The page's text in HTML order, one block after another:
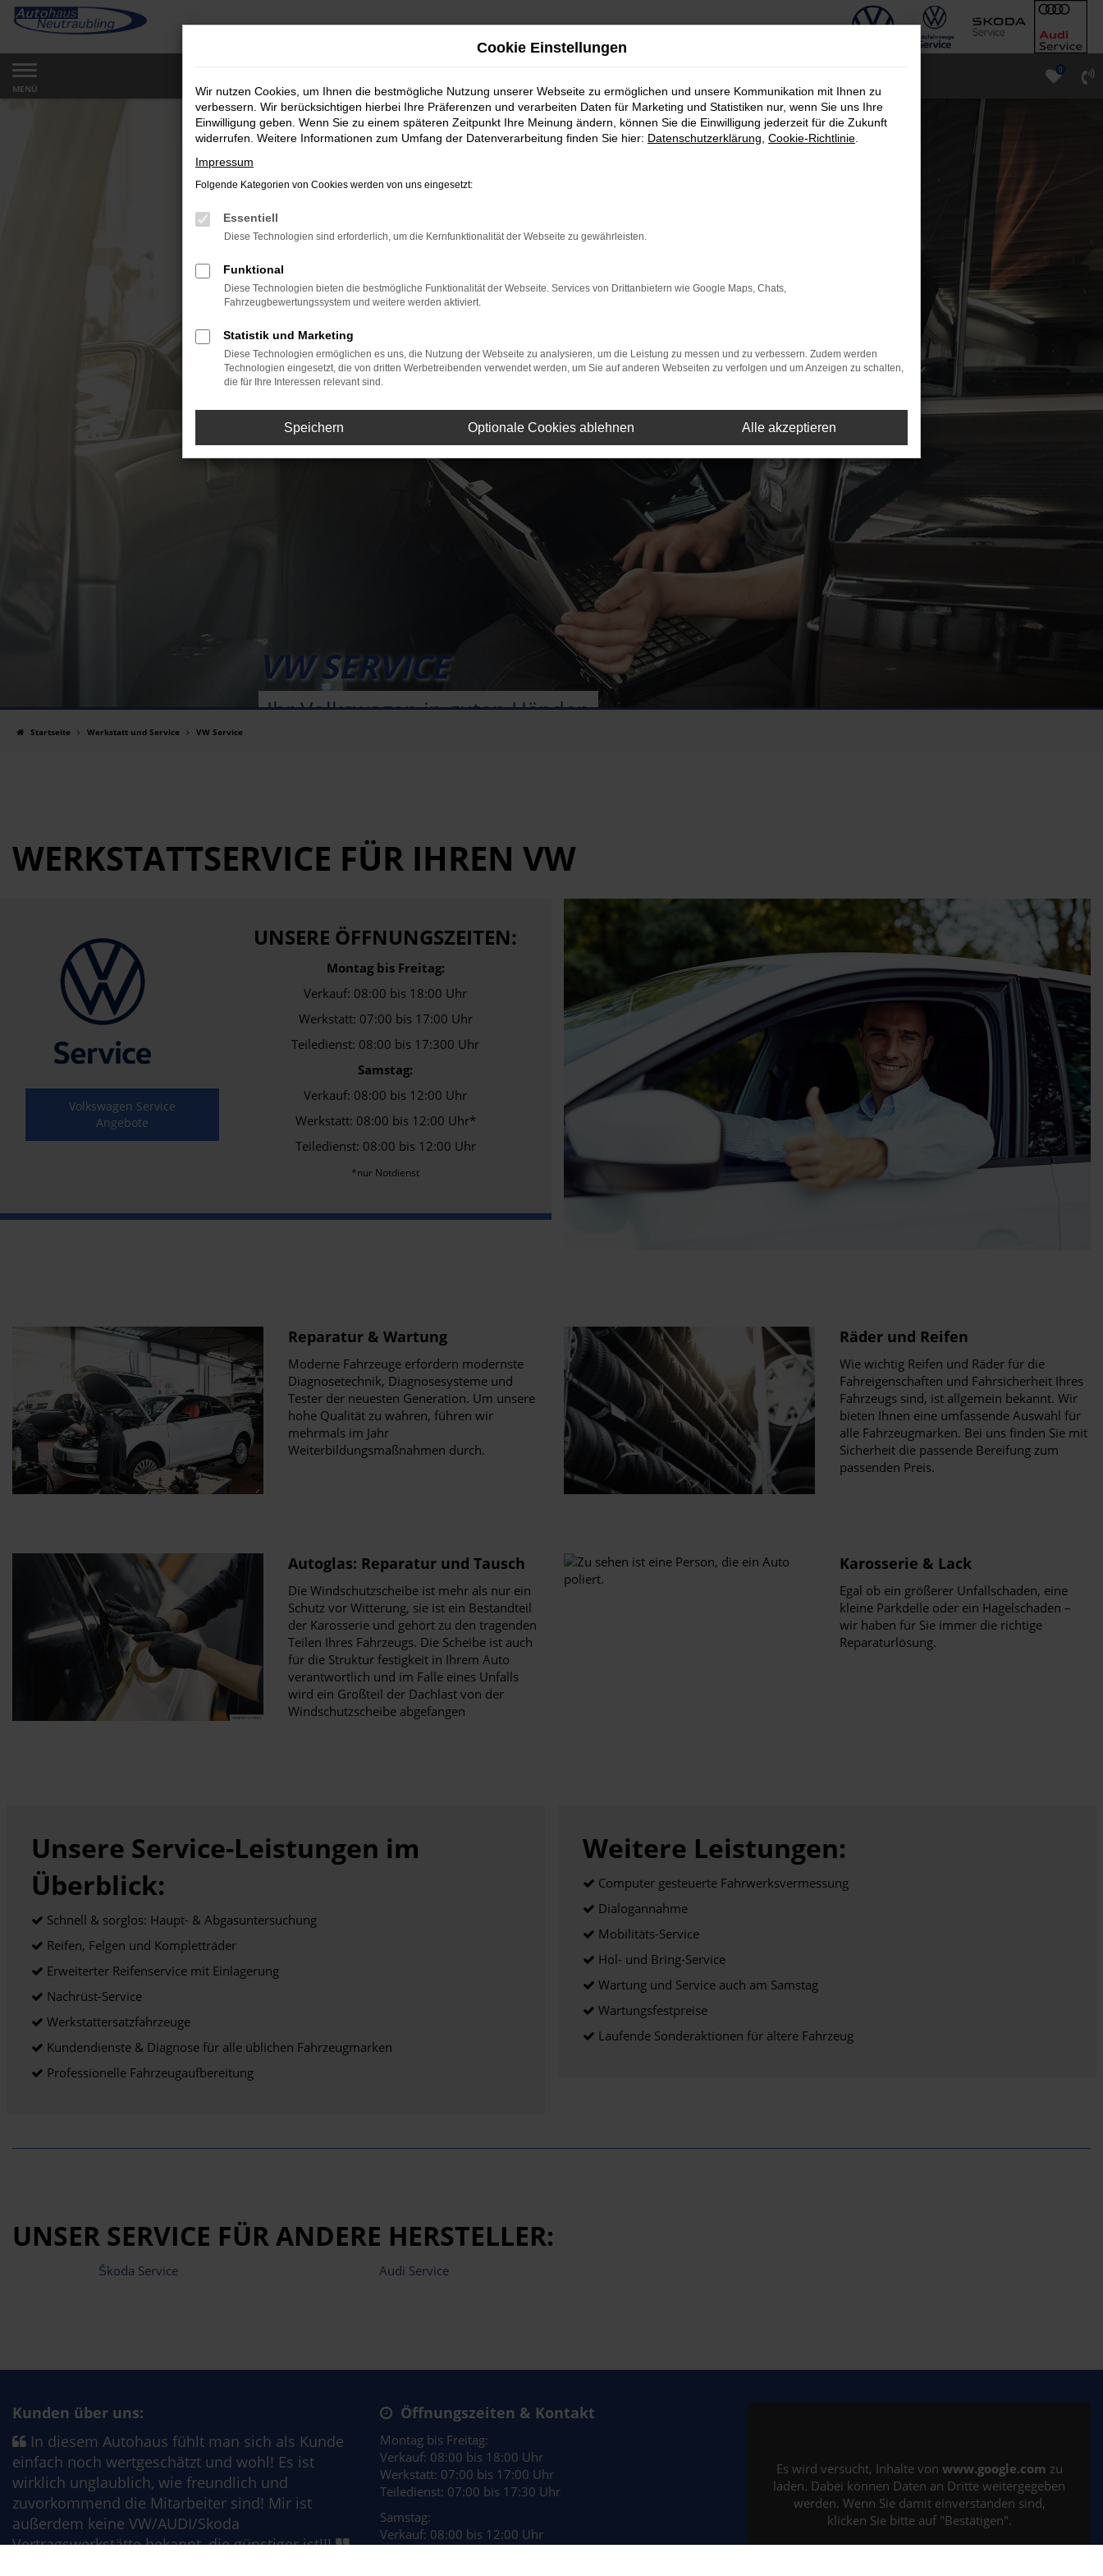
Zum
springen
MENÜ
0
VW SERVICE
Ihr Volkswagen in guten Händen
Startseite Werkstatt und Service VW Service
WERKSTATTSERVICE FÜR IHREN VW
Volkswagen Service
Angebote
UNSERE ÖFFNUNGSZEITEN:
Montag bis Freitag:
Verkauf: 08:00 bis 18:00 Uhr
Werkstatt: 07:00 bis 17:00 Uhr
Teiledienst: 08:00 bis 17:300 Uhr
Samstag:
Verkauf: 08:00 bis 12:00 Uhr
Werkstatt: 08:00 bis 12:00 Uhr*
Teiledienst: 08:00 bis 12:00 Uhr
*nur Notdienst
Reparatur & Wartung
Moderne Fahrzeuge erfordern modernste
Diagnosetechnik, Diagnosesysteme und
Tester der neuesten Generation. Um unsere
hohe Qualität zu wahren, führen wir
mehrmals im Jahr
Weiterbildungsmaßnahmen durch.
Räder und Reifen
Wie wichtig Reifen und Räder für die
Fahreigenschaften und Fahrsicherheit Ihres
Fahrzeugs sind, ist allgemein bekannt. Wir
bieten Ihnen eine umfassende Auswahl für
alle Fahrzeugmarken. Bei uns finden Sie mit
Sicherheit die passende Bereifung zum
passenden Preis.
Autoglas: Reparatur und Tausch
Die Windschutzscheibe ist mehr als nur ein
Schutz vor Witterung, sie ist ein Bestandteil
der Karosserie und gehört zu den tragenden
Teilen Ihres Fahrzeugs. Die Scheibe ist auch
für die Struktur festigkeit in Ihrem Auto
verantwortlich und im Falle eines Unfalls
wird ein Großteil der Dachlast von der
Windschutzscheibe abgefangen
Karosserie & Lack
Egal ob ein größerer Unfallschaden, eine
kleine Parkdelle oder ein Hagelschaden –
wir haben für Sie immer die richtige
Reparaturlösung.
Unsere Service-Leistungen im
Überblick:
Schnell & sorglos: Haupt- & Abgasuntersuchung
Reifen, Felgen und Kompletträder
Erweiterter Reifenservice mit Einlagerung
Nachrüst-Service
Werkstattersatzfahrzeuge
Kundendienste & Diagnose für alle üblichen Fahrzeugmarken
Professionelle Fahrzeugaufbereitung
Weitere Leistungen:
Computer gesteuerte Fahrwerksvermessung
Dialogannahme
Mobilitäts-Service
Hol- und Bring-Service
Wartung und Service auch am Samstag
Wartungsfestpreise
Laufende Sonderaktionen für ältere Fahrzeug
UNSER SERVICE FÜR ANDERE HERSTELLER:
Škoda Service Audi Service
Kunden über uns:
In diesem Autohaus fühlt man sich als Kunde
einfach noch wertgeschätzt und wohl! Es ist
wirklich unglaublich, wie freundlich und
zuvorkommend die Mitarbeiter sind! Mir ist
außerdem keine VW/AUDI/Skoda
Vertragswerkstätte bekannt, die günstiger ist!!!
Öffnungszeiten & Kontakt
Montag bis Freitag:
Verkauf: 08:00 bis 18:00 Uhr
Werkstatt: 07:00 bis 17:00 Uhr
Teiledienst: 07:00 bis 17:30 Uhr
Samstag:
Verkauf: 08:00 bis 12:00 Uhr
Es wird versucht, Inhalte von www.google.com zu
laden. Dabei können Daten an Dritte weitergegeben
werden. Wenn Sie damit einverstanden sind,
klicken Sie bitte auf "Bestätigen".
Cookie Einstellungen
Wir nutzen Cookies, um Ihnen die bestmögliche Nutzung unserer Webseite zu ermöglichen und unsere Kommunikation mit Ihnen zu
verbessern. Wir berücksichtigen hierbei Ihre Präferenzen und verarbeiten Daten für Marketing und Statistiken nur, wenn Sie uns Ihre
Einwilligung geben. Wenn Sie zu einem späteren Zeitpunkt Ihre Meinung ändern, können Sie die Einwilligung jederzeit für die Zukunft
widerrufen. Weitere Informationen zum Umfang der Datenverarbeitung finden Sie hier: Datenschutzerklärung Cookie-Richtlinie
Impressum
Folgende Kategorien von Cookies werden von uns eingesetzt:
Essentiell
Diese Technologien sind erforderlich, um die Kernfunktionalität der Webseite zu gewährleisten.
Funktional
Diese Technologien bieten die bestmögliche Funktionalität der Webseite. Services von Drittanbietern wie Google Maps, Chats,
Fahrzeugbewertungssystem und weitere werden aktiviert.
Statistik und Marketing
Diese Technologien ermöglichen es uns, die Nutzung der Webseite zu analysieren, um die Leistung zu messen und zu verbessern. Zudem werden
Technologien eingesetzt, die von dritten Werbetreibenden verwendet werden, um Sie auf anderen Webseiten zu verfolgen und um Anzeigen zu schalten,
die für Ihre Interessen relevant sind.
Speichern Optionale Cookies ablehnen Alle akzeptieren